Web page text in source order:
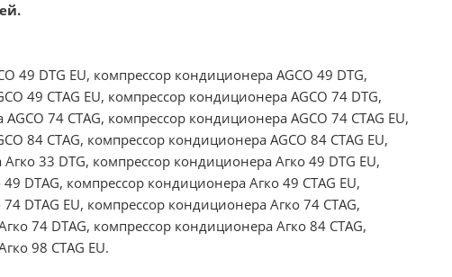
49 DTG EU, компрессор кондиционера AGCO 49 DTG,
49 CTAG EU, компрессор кондиционера AGCO 74 DTG,
74 CTAG, компрессор кондиционера AGCO 74 CTAG EU,
84 CTAG, компрессор кондиционера AGCO 84 CTAG EU,
33 DTG, компрессор кондиционера Агко 49 DTG EU,
DTAG, компрессор кондиционера Агко 49 CTAG EU,
DTAG EU, компрессор кондиционера Агко 74 CTAG,
74 DTAG, компрессор кондиционера Агко 84 CTAG,
98 CTAG EU.